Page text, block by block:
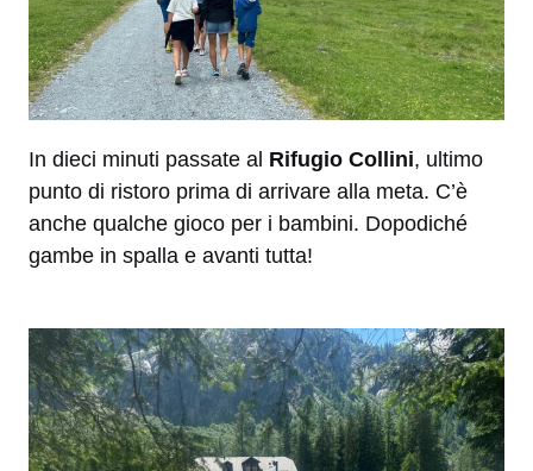
In dieci minuti passate al Rifugio Collini, ultimo
punto di ristoro prima di arrivare alla meta. C’è
anche qualche gioco per i bambini. Dopodiché
gambe in spalla e avanti tutta!